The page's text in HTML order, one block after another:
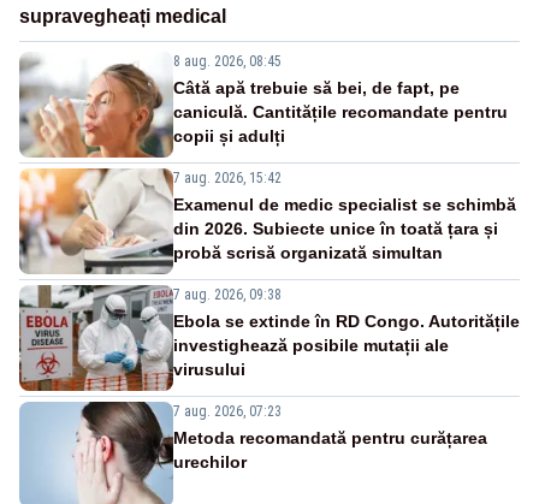
supravegheați medical
8 aug. 2026, 08:45
Câtă apă trebuie să bei, de fapt, pe
caniculă. Cantitățile recomandate pentru
copii și adulți
7 aug. 2026, 15:42
Examenul de medic specialist se schimbă
din 2026. Subiecte unice în toată țara și
probă scrisă organizată simultan
7 aug. 2026, 09:38
Ebola se extinde în RD Congo. Autoritățile
investighează posibile mutații ale
virusului
7 aug. 2026, 07:23
Metoda recomandată pentru curățarea
urechilor